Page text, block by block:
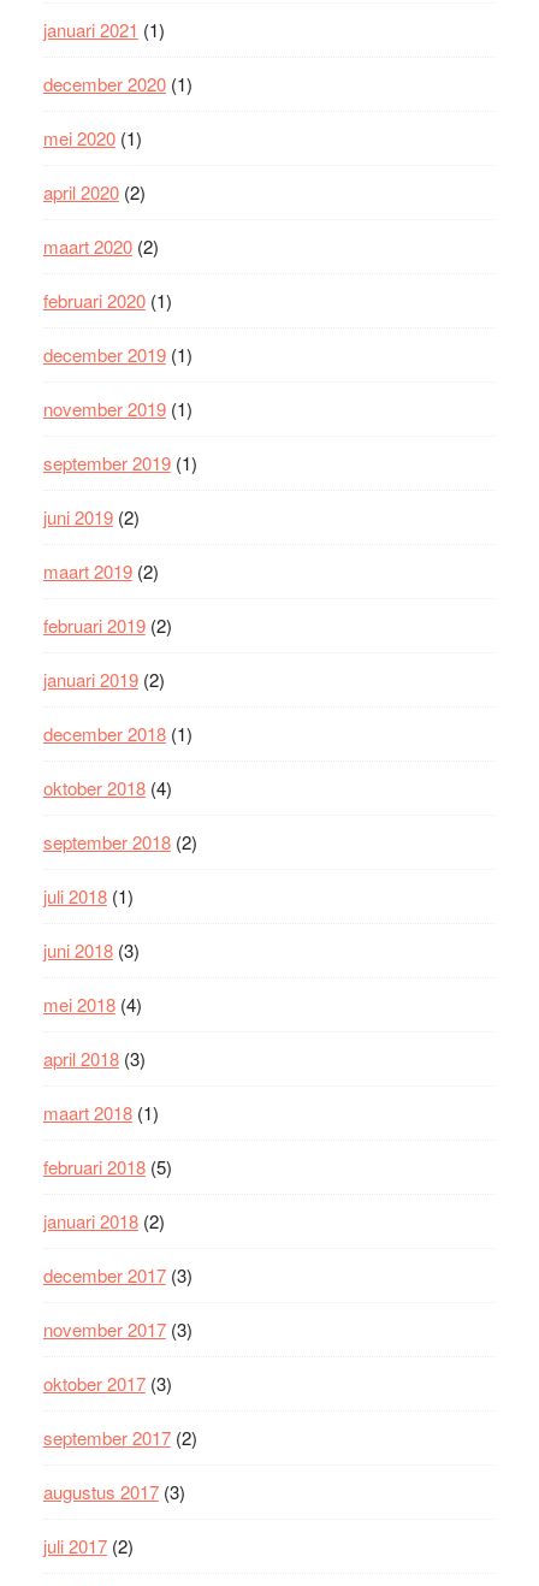
januari 2021 (1)
december 2020(1)
mei 2020(1)
april 2020(2)
maart 2020(2)
februari 2020(1)
december 2019(1)
november 2019(1)
september 2019(1)
juni 2019(2)
maart 2019(2)
februari 2019(2)
januari 2019(2)
december 2018(1)
oktober 2018(4)
september 2018(2)
juli 2018(1)
juni 2018(3)
mei 2018(4)
april 2018(3)
maart 2018(1)
februari 2018(5)
januari 2018(2)
december 2017(3)
november 2017(3)
oktober 2017(3)
september 2017(2)
augustus 2017(3)
juli 2017(2)